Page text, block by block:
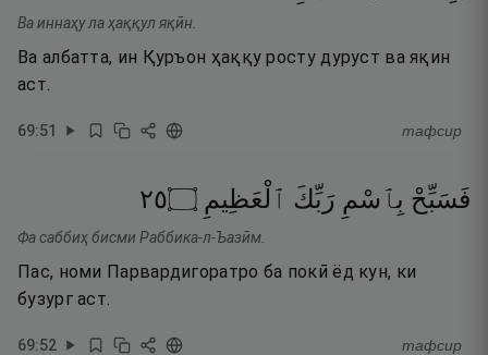
Ва иннаҳу ла ҳаққул яқӣн.
Ва албатта, ин Қуръон ҳаққу росту дуруст ва яқин
аст.
69:51 тафсир
فَسَبِّحْ بِٱسْمِ رَبِّكَ ٱلْعَظِيمِ ۝٥٢
Фа саббиҳ бисми Раббика-л-Ъазӣм.
Пас, номи Парвардигоратро ба покӣ ёд кун, ки
бузург аст.
69:52 тафсир